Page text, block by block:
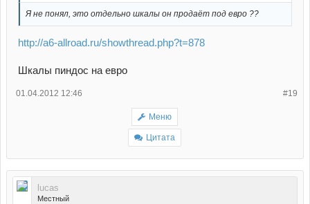
Я не понял, это отдельно шкалы он продаёт под евро ??
http://a6-allroad.ru/showthread.php?t=878
Шкалы пиндос на евро
#19
01.04.2012 12:46
Меню
Цитата
lucas
Местный